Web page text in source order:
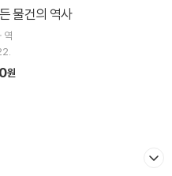
물건의 역사
역
원